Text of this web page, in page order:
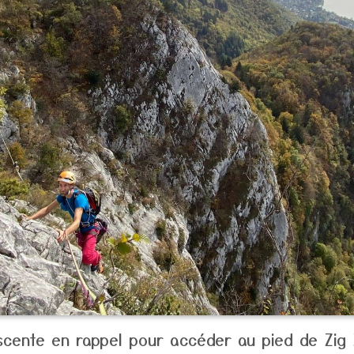
en rappel pour accéder au pied de Zig